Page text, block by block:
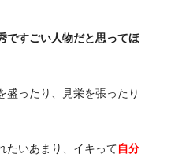
ですごい人物だと思ってほ
盛ったり、見栄を張ったり
たいあまり、イキって自分